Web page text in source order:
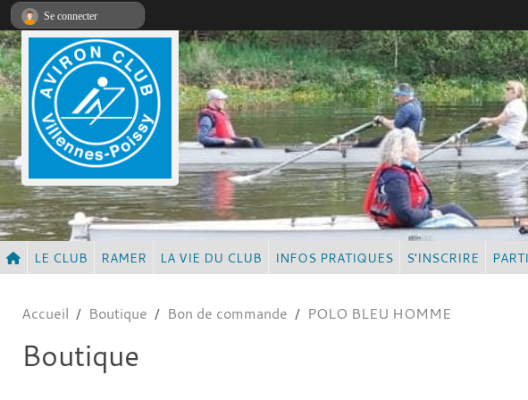
LE CLUB RAMER LA VIE DU CLUB INFOS PRATIQUES S'INSCRIRE
Accueil Boutique Bon de commande POLO BLEU HOMME
Boutique
Se connecter
Panneau de gestion des cookies